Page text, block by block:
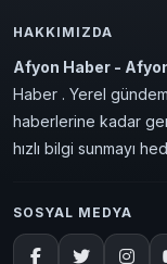
HAKKIMIZDA
Afyon Haber -
Haber . Yerel
haberlerine kadar
hızlı bilgi sunmayı
SOSYAL MEDYA